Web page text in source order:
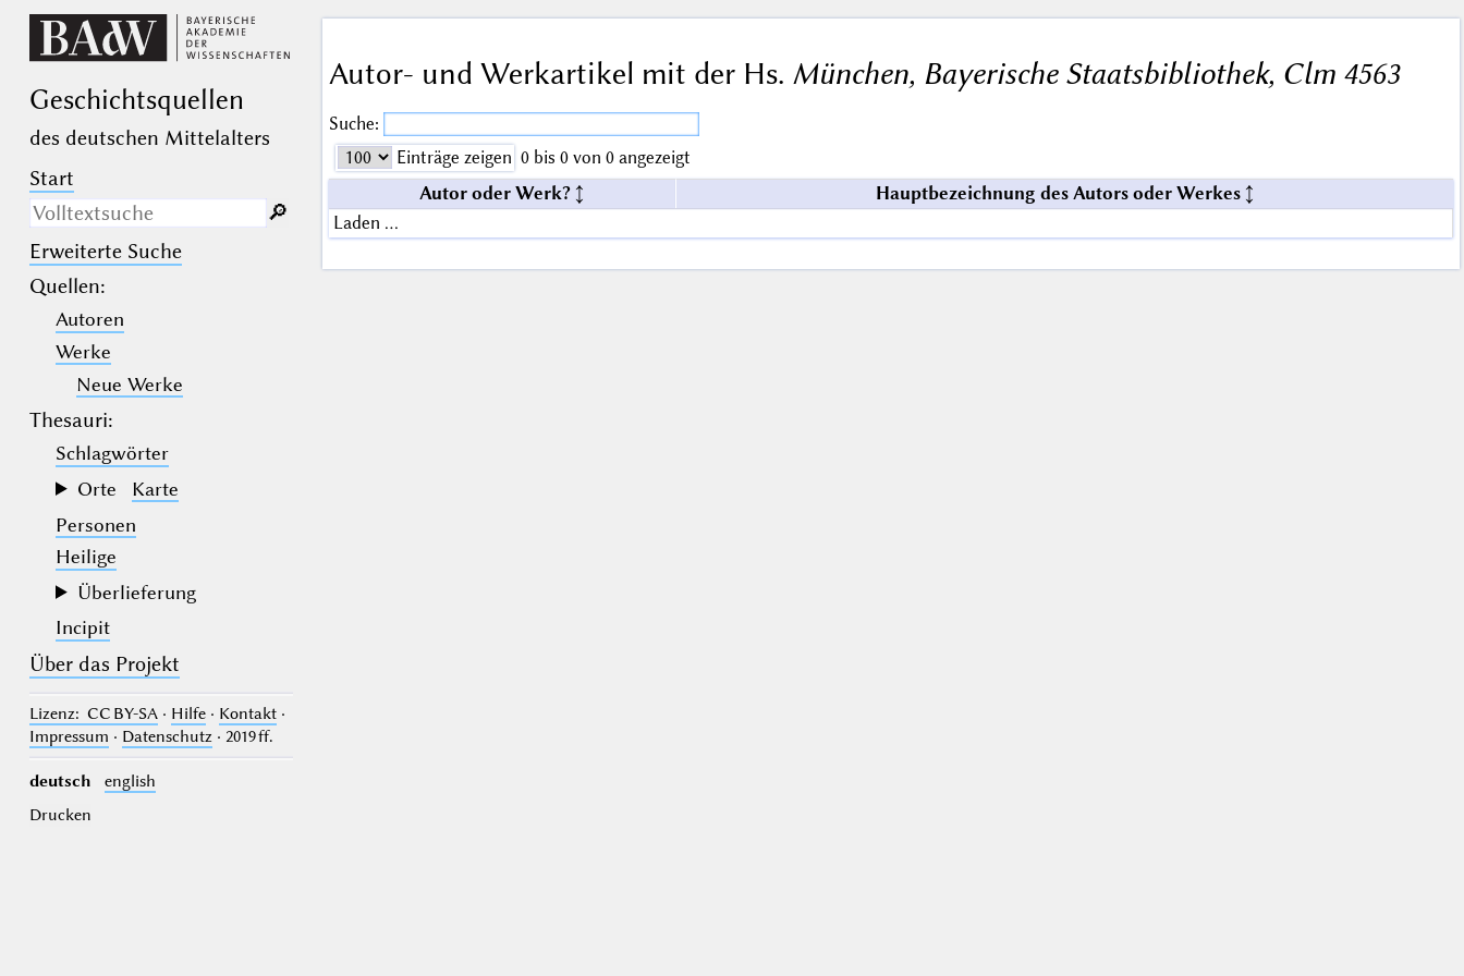
Geschichts­quellen
des deutschen Mittelalters
Start
Nur in Beschreibungs­texten
suchen
(der Unterstrich) ist Platzhalter für
genau ein Zeichen.
(das Prozentzeichen) ist Platzhalter
für kein, ein oder mehr als ein
Zeichen.
🔎︎
Erweiterte Suche
Quellen:
Autoren
Werke
Neue Werke
Thesauri:
Schlagwörter
Orte
Karte
Personen
Heilige
Überlieferung
Incipit
Über das Projekt
Lizenz: CC BY-SA· Hilfe· Kontakt·
Impressum · Datenschutz· 2019 ff.
deutsch
english
Drucken
Autor- und Werkartikel mit der Hs. München, Bayerische Staatsbibliothek, Clm 4563
Suche:
Einträge zeigen 0 bis 0 von 0 angezeigt
Autor oder Werk?
Hauptbezeichnung des Autors oder Werkes
Laden …